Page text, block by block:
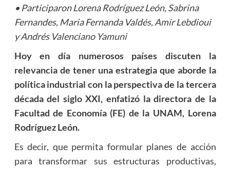
• Participaron Lorena Rodríguez León, Sabrina
Fernandes, Maria Fernanda Valdés, Amir Lebdioui
y Andrés Valenciano Yamuni
Hoy en día numerosos países discuten la
relevancia de tener una estrategia que aborde la
política industrial con la perspectiva de la tercera
década del siglo XXI, enfatizó la directora de la
Facultad de Economía (FE) de la UNAM, Lorena
Rodríguez León.
Es decir, que permita formular planes de acción
para transformar sus estructuras productivas,